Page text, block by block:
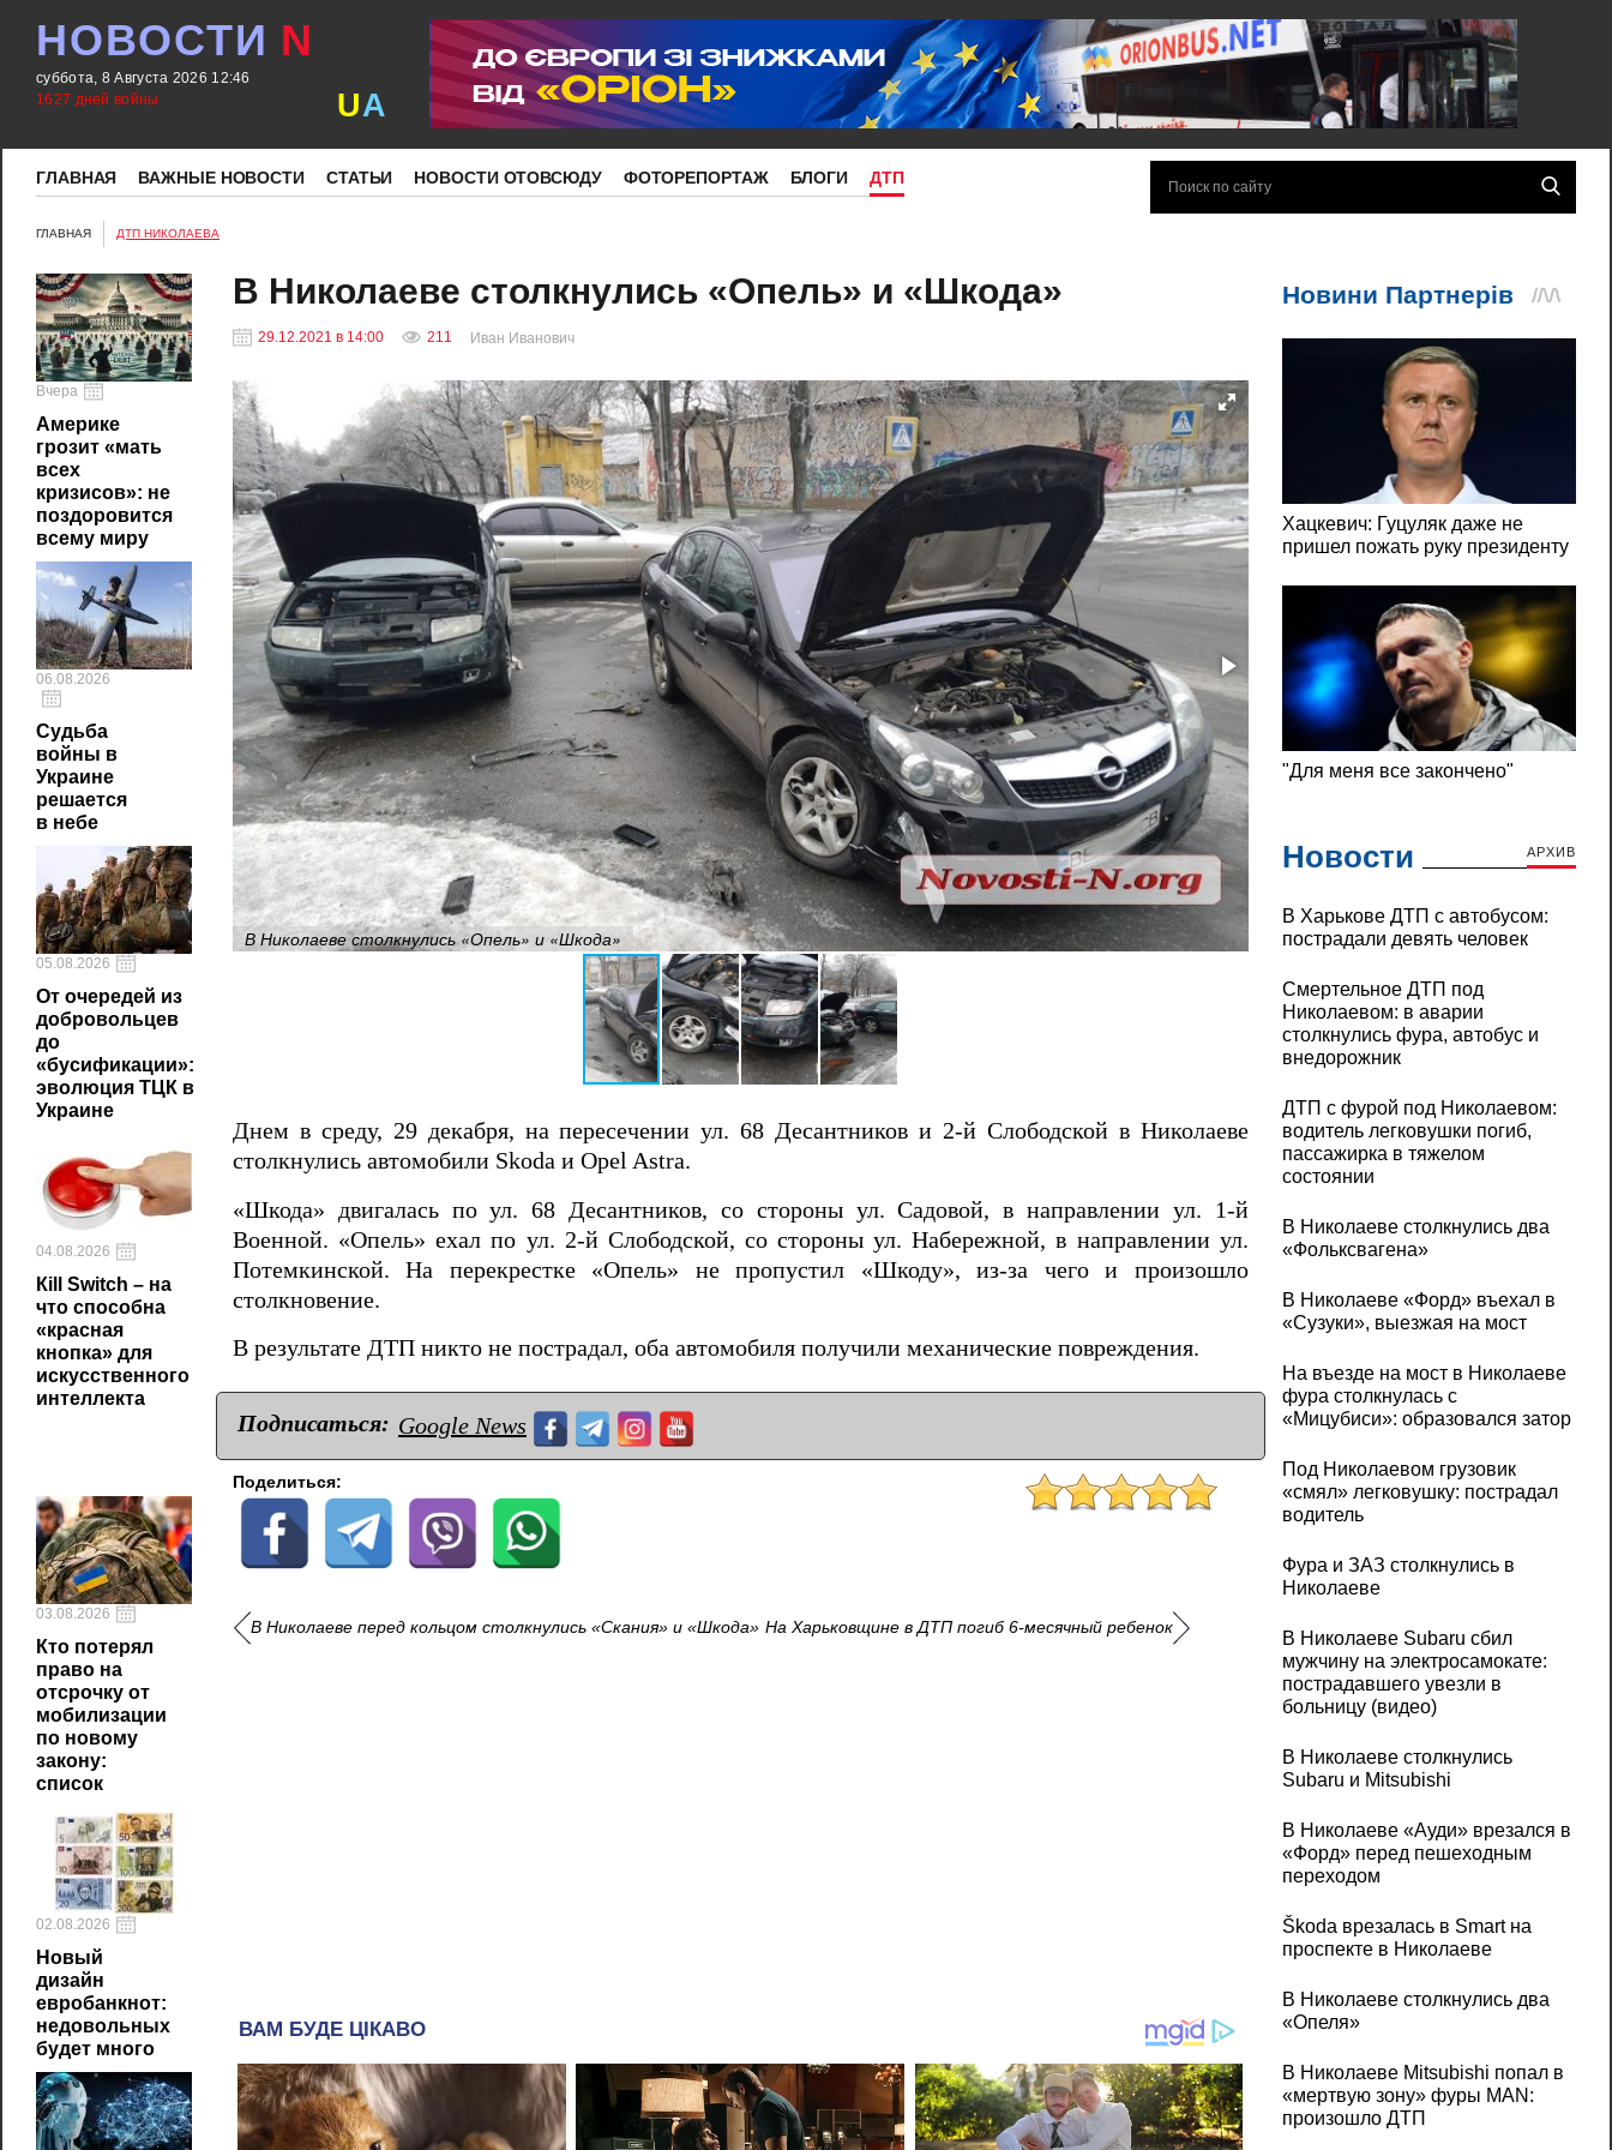
НОВОСТИ N
суббота, 8 Августа 2026 12:46
1627 дней войны
UA
ГЛАВНАЯ ВАЖНЫЕ НОВОСТИ СТАТЬИ НОВОСТИ ОТОВСЮДУ ФОТОРЕПОРТАЖ БЛОГИ ДТП
ГЛАВНАЯ ДТП НИКОЛАЕВА
Вчера
Америке
грозит «мать
всех
кризисов»: не
поздоровится
всему миру
06.08.2026
Судьба
войны в
Украине
решается
в небе
05.08.2026
От очередей из
добровольцев
до
«бусификации»:
эволюция ТЦК в
Украине
04.08.2026
Кill Switch – на
что способна
«красная
кнопка» для
искусственного
интеллекта
03.08.2026
Кто потерял
право на
отсрочку от
мобилизации
по новому
закону:
список
02.08.2026
Новый
дизайн
евробанкнот:
недовольных
будет много
В Николаеве столкнулись «Опель» и «Шкода»
29.12.2021 в 14:00 211 Иван Иванович
В Николаеве столкнулись «Опель» и «Шкода» В Николаеве столкнулись «Опель» и
Днем в среду, 29 декабря, на пересечении ул. 68 Десантников и 2-й Слободской в Николаеве
столкнулись автомобили Skoda и Opel Astra.
«Шкода» двигалась по ул. 68 Десантников, со стороны ул. Садовой, в направлении ул. 1-й
Военной. «Опель» ехал по ул. 2-й Слободской, со стороны ул. Набережной, в направлении ул.
Потемкинской. На перекрестке «Опель» не пропустил «Шкоду», из-за чего и произошло
столкновение.
В результате ДТП никто не пострадал, оба автомобиля получили механические повреждения.
Подписаться: Google News
Поделиться:
В Николаеве перед кольцом столкнулись «Скания» и «Шкода» На Харьковщине в ДТП погиб 6-месячный ребенок
Новости АРХИВ
В Харькове ДТП с автобусом:
пострадали девять человек
Смертельное ДТП под
Николаевом: в аварии
столкнулись фура, автобус и
внедорожник
ДТП с фурой под Николаевом:
водитель легковушки погиб,
пассажирка в тяжелом
состоянии
В Николаеве столкнулись два
«Фольксвагена»
В Николаеве «Форд» въехал в
«Сузуки», выезжая на мост
На въезде на мост в Николаеве
фура столкнулась с
«Мицубиси»: образовался затор
Под Николаевом грузовик
«смял» легковушку: пострадал
водитель
Фура и ЗАЗ столкнулись в
Николаеве
В Николаеве Subaru сбил
мужчину на электросамокате:
пострадавшего увезли в
больницу (видео)
В Николаеве столкнулись
Subaru и Mitsubishi
В Николаеве «Ауди» врезался в
«Форд» перед пешеходным
переходом
Škoda врезалась в Smart на
проспекте в Николаеве
В Николаеве столкнулись два
«Опеля»
В Николаеве Mitsubishi попал в
«мертвую зону» фуры MAN:
произошло ДТП